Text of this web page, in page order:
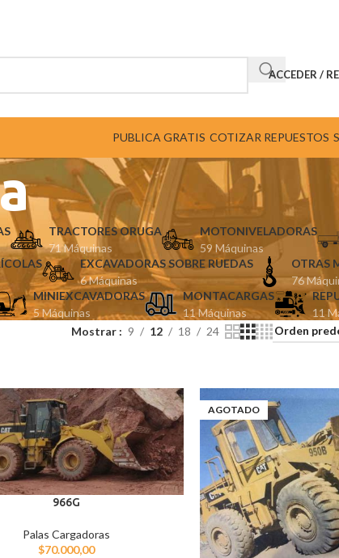
ACCEDER /
PUBLICA GRATIS COTIZAR REPUESTOS
TRACTORES ORUGA
71 Máquinas
MOTONIVELADORAS
59 Máquinas
EXCAVADORAS SOBRE RUEDAS
6 Máquinas
OTRAS
76
MINIEXCAVADORAS
5 Máquinas
MONTACARGAS
11 Máquinas
11
Mostrar 9 12 18 24
966G
Palas Cargadoras
$70.000,00
AGOTADO